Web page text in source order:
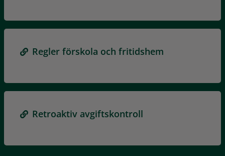
Regler förskola och fritidshem
Retroaktiv avgiftskontroll